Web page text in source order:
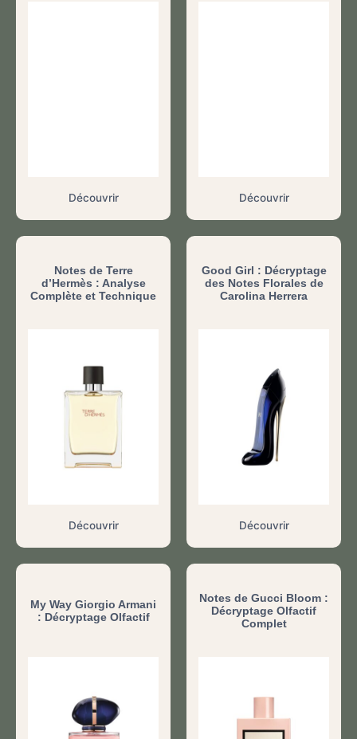
Découvrir Découvrir
Notes de Terre
d’Hermès : Analyse
Complète et Technique
Découvrir
Good Girl : Décryptage
des Notes Florales de
Carolina Herrera
Découvrir
My Way Giorgio Armani
: Décryptage Olfactif
Notes de Gucci Bloom :
Décryptage Olfactif
Complet